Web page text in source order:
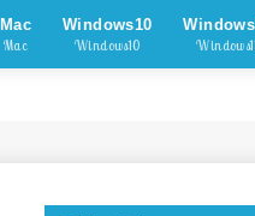
Mac
Mac
Windows10
Windows10